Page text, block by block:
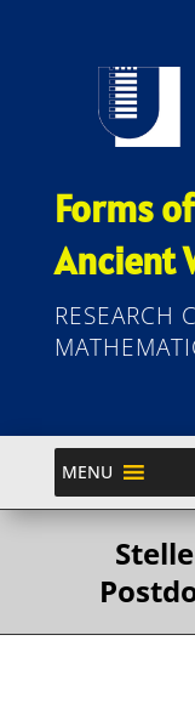
Forms
Ancient
RESEARCH
MENU